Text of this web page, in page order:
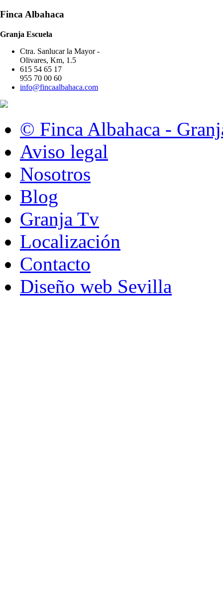
Finca Albahaca
Granja Escuela
Ctra. Sanlucar la Mayor -
Olivares, Km, 1.5
615 54 65 17
955 70 00 60
info@fincaalbahaca.com
© Finca Albahaca -
Aviso legal
Nosotros
Blog
Granja Tv
Localización
Contacto
Diseño web Sevilla